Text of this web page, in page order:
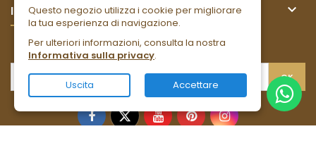
IL TUO ACCOUNT 
Questo negozio utilizza i cookie per migliorare
la tua esperienza di navigazione.
Per ulteriori informazioni, consulta la nostra
Informativa sulla privacy.
Uscita Accettare
NEWSLETTER
Facebook
TwitterYouTubePinterestInstagram